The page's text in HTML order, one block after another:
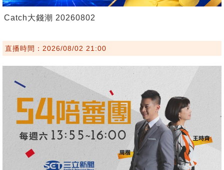
Catch大錢潮 20260802
直播時間：2026/08/02 21:00